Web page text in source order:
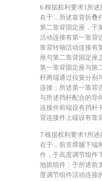
6.根据权利要求1所
在于，所述靠背折叠
第二靠背固定座，于
活动连接有第一靠背
靠背转轴活动连接有
座与第二靠背固定座
第一靠背固定座与第
杆两端通过拉簧分别
连接；所述第一靠背
与所述挡杆配合的导
连接件前端设有挡杆
背连接件上端设有靠
7.根据权利要求1所
在于，前支撑腿下端
件，于高度调节组件
地抓组件；于所述前
度调节组件活动连接